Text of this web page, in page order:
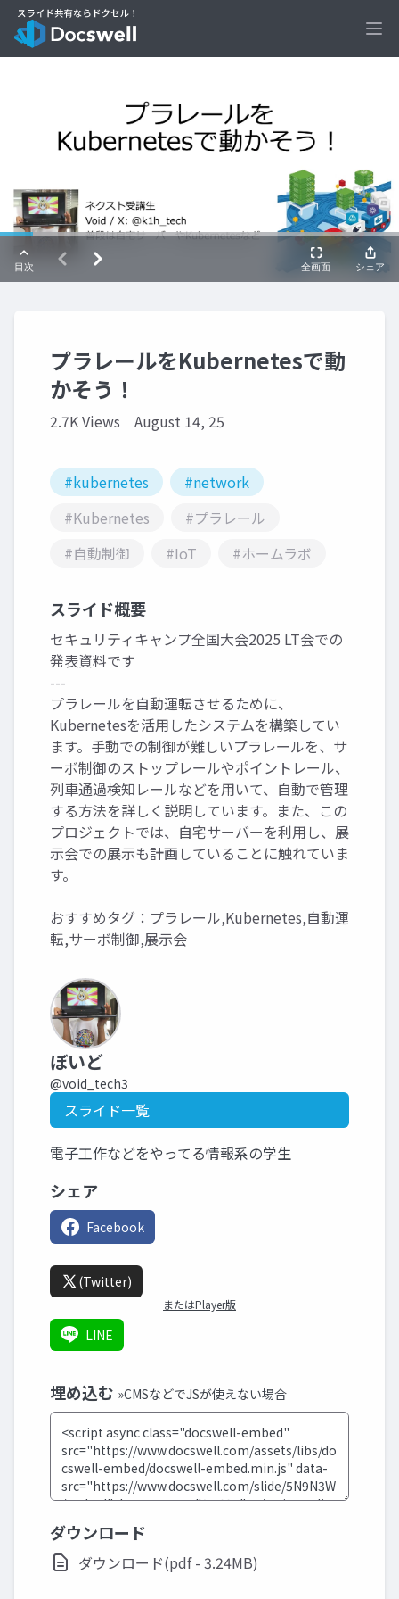
プラレールをKubernetesで動
かそう！
2.7K Views August 14, 25
#kubernetes
#network
#Kubernetes
#プラレール
#自動制御
#IoT #ホームラボ
スライド概要
セキュリティキャンプ全国大会2025 LT会での
発表資料です
---
プラレールを自動運転させるために、
Kubernetesを活用したシステムを構築してい
ます。手動での制御が難しいプラレールを、サ
ーボ制御のストップレールやポイントレール、
列車通過検知レールなどを用いて、自動で管理
する方法を詳しく説明しています。また、この
プロジェクトでは、自宅サーバーを利用し、展
示会での展示も計画していることに触れていま
す。
おすすめタグ：プラレール,Kubernetes,自動運
転,サーボ制御,展示会
ぼいど
@void_tech3
スライド一覧
電子工作などをやってる情報系の学生
シェア
Facebook
(Twitter)
またはPlayer版
LINE
埋め込む »CMSなどでJSが使えない場合
ダウンロード
ダウンロード(pdf - 3.24MB)